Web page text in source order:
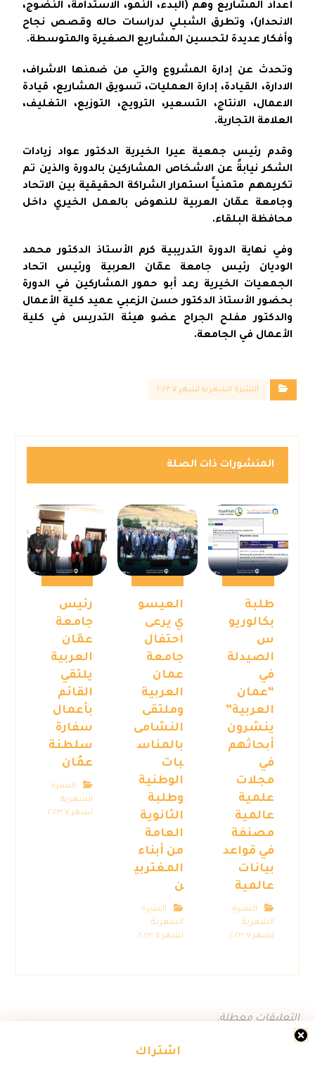
أعداد المشاريع وهم (البدء، النمو، الاستدامة، النضوج،
الانحدار)، وتطرق الشبلي لدراسات حاله وقصص نجاح
وأفكار عديدة لتحسين المشاريع الصغيرة والمتوسطة.
وتحدث عن إدارة المشروع والتي من ضمنها الاشراف،
الادارة، القيادة، إدارة العمليات، تسويق المشاريع، قيادة
الاعمال، الانتاج، التسعير، الترويج، التوزيع، التغليف،
العلامة التجارية.
وقدم رئيس جمعية عيرا الخيرية الدكتور عواد زيادات
الشكر نيابةً عن الاشخاص المشاركين بالدورة والذين تم
تكريمهم متمنياً استمرار الشراكة الحقيقية بين الاتحاد
وجامعة عمّان العربية للنهوض بالعمل الخيري داخل
محافظة البلقاء.
وفي نهاية الدورة التدريبية كرم الأستاذ الدكتور محمد
الوديان رئيس جامعة عمّان العربية ورئيس اتحاد
الجمعيات الخيرية رعد أبو حمور المشاركين في الدورة
بحضور الأستاذ الدكتور حسن الزعبي عميد كلية الأعمال
والدكتور مفلح الجراح عضو هيئة التدريس في كلية
الأعمال في الجامعة.
اشتراك
النشرة الشهرية لشهر ٧ ٢٠٢٣
المنشورات ذات الصلة
طلبة
بكالوريو
س
الصيدلة
في
“عمان
العربية”
ينشرون
أبحاثهم
في
مجلات
علمية
عالمية
مصنفة
في قواعد
بيانات
عالمية
النشرة
الشهرية
لشهر ٧ ٢٠٢٣
العيسو
ي يرعى
احتفال
جامعة
عمان
العربية
وملتقى
النشامى
بالمناس
بات
الوطنية
وطلبة
الثانوية
العامة
من أبناء
المغتربي
ن
النشرة
الشهرية
لشهر ٧ ٢٠٢٣
رئيس
جامعة
عمّان
العربية
يلتقي
القائم
بأعمال
سفارة
سلطنة
عمُان
النشرة
الشهرية
لشهر ٧ ٢٠٢٣
التعليقات معطلة.